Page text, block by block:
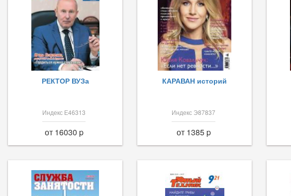
РЕКТОР ВУЗа
Индекс Е46313
от 16030 p
КАРАВАН историй
Индекс Э87837
от 1385 p